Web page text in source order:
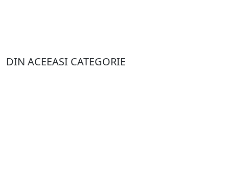
DIN ACEEASI CATEGORIE